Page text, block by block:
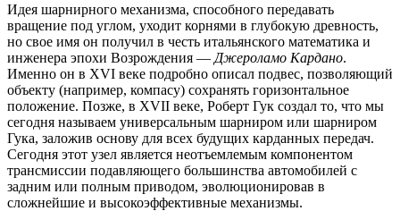
Идея шарнирного механизма, способного передавать
вращение под углом, уходит корнями в глубокую древность,
но свое имя он получил в честь итальянского математика и
инженера эпохи Возрождения — Джероламо Кардано.
Именно он в XVI веке подробно описал подвес, позволяющий
объекту (например, компасу) сохранять горизонтальное
положение. Позже, в XVII веке, Роберт Гук создал то, что мы
сегодня называем универсальным шарниром или шарниром
Гука, заложив основу для всех будущих карданных передач.
Сегодня этот узел является неотъемлемым компонентом
трансмиссии подавляющего большинства автомобилей с
задним или полным приводом, эволюционировав в
сложнейшие и высокоэффективные механизмы.